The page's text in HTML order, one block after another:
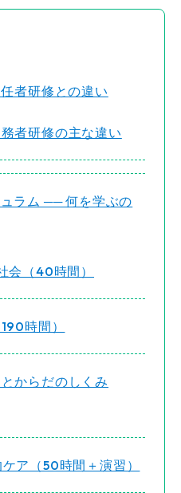
者研修との違い
者研修の主な違い
ラム ── 何を学ぶの
会（40時間）
時間）
からだのしくみ
ア（50時間＋演習）